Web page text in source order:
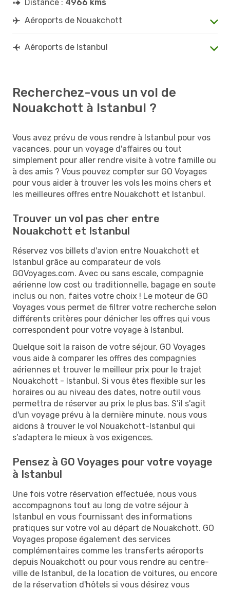
Distance : 4966 kms
Aéroports de Nouakchott
Aéroports de Istanbul
Recherchez-vous un vol de
Nouakchott à Istanbul ?
Vous avez prévu de vous rendre à Istanbul pour vos
vacances, pour un voyage d'affaires ou tout
simplement pour aller rendre visite à votre famille ou
à des amis ? Vous pouvez compter sur GO Voyages
pour vous aider à trouver les vols les moins chers et
les meilleures offres entre Nouakchott et Istanbul.
Trouver un vol pas cher entre
Nouakchott et Istanbul
Réservez vos billets d'avion entre Nouakchott et
Istanbul grâce au comparateur de vols
GOVoyages.com. Avec ou sans escale, compagnie
aérienne low cost ou traditionnelle, bagage en soute
inclus ou non, faites votre choix ! Le moteur de GO
Voyages vous permet de filtrer votre recherche selon
différents critères pour dénicher les offres qui vous
correspondent pour votre voyage à Istanbul.
Quelque soit la raison de votre séjour, GO Voyages
vous aide à comparer les offres des compagnies
aériennes et trouver le meilleur prix pour le trajet
Nouakchott - Istanbul. Si vous êtes flexible sur les
horaires ou au niveau des dates, notre outil vous
permettra de réserver au prix le plus bas. S’il s'agit
d'un voyage prévu à la dernière minute, nous vous
aidons à trouver le vol Nouakchott-Istanbul qui
s’adaptera le mieux à vos exigences.
Pensez à GO Voyages pour votre voyage
à Istanbul
Une fois votre réservation effectuée, nous vous
accompagnons tout au long de votre séjour à
Istanbul en vous fournissant des informations
pratiques sur votre vol au départ de Nouakchott. GO
Voyages propose également des services
complémentaires comme les transferts aéroports
depuis Nouakchott ou pour vous rendre au centre-
ville de Istanbul, de la location de voitures, ou encore
de la réservation d'hôtels si vous désirez vous